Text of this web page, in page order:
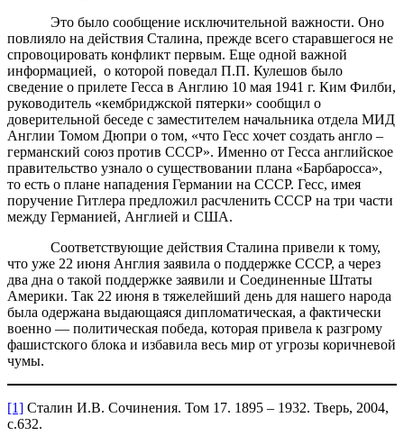
Это было сообщение исключительной важности. Оно
повлияло на действия Сталина, прежде всего старавшегося не
спровоцировать конфликт первым. Еще одной важной
информацией, о которой поведал П.П. Кулешов было
сведение о прилете Гесса в Англию 10 мая 1941 г. Ким Филби,
руководитель «кембриджской пятерки» сообщил о
доверительной беседе с заместителем начальника отдела МИД
Англии Томом Дюпри о том, «что Гесс хочет создать англо –
германский союз против СССР». Именно от Гесса английское
правительство узнало о существовании плана «Барбаросса»,
то есть о плане нападения Германии на СССР. Гесс, имея
поручение Гитлера предложил расчленить СССР на три части
между Германией, Англией и США.
Соответствующие действия Сталина привели к тому,
что уже 22 июня Англия заявила о поддержке СССР, а через
два дна о такой поддержке заявили и Соединенные Штаты
Америки. Так 22 июня в тяжелейший день для нашего народа
была одержана выдающаяся дипломатическая, а фактически
военно — политическая победа, которая привела к разгрому
фашистского блока и избавила весь мир от угрозы коричневой
чумы.
[1] Сталин И.В. Сочинения. Том 17. 1895 – 1932. Тверь, 2004,
с.632.